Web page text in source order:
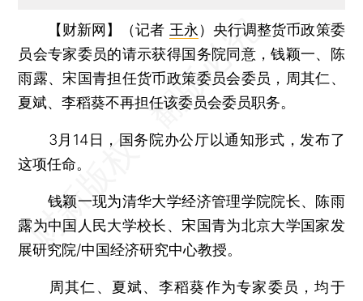
【财新网】（记者 王永 ） 央行调整货币政策委
员会专家委员的请示获得国务院同意，钱颖一、陈
雨露、宋国青担任货币政策委员会委员，周其仁、
夏斌、李稻葵不再担任该委员会委员职务。
3月14日，国务院办公厅以通知形式，发布了
这项任命。
钱颖一现为清华大学经济管理学院院长、陈雨
露为中国人民大学校长、宋国青为北京大学国家发
展研究院/中国经济研究中心教授。
周其仁、夏斌、李稻葵作为专家委员，均于